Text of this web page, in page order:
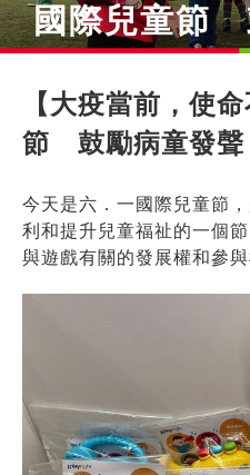
國際兒童節
【大疫當前，使
節 鼓勵病童發聲
今天是六．一國際兒童節
利和提升兒童福祉的一個
與遊戲有關的發展權和參與